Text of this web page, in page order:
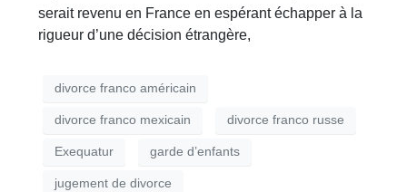
serait revenu en France en espérant échapper à la
rigueur d’une décision étrangère,
divorce franco américain
divorce franco mexicain divorce franco russe
Exequatur garde d’enfants
jugement de divorce